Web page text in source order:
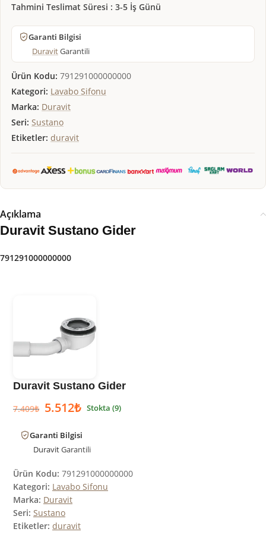
Tahmini Teslimat Süresi : 3-5 İş Günü
Garanti Bilgisi
DuravitGarantili
Ürün Kodu: 791291000000000
Kategori: Lavabo Sifonu
Marka: Duravit
Seri: Sustano
Etiketler: duravit
Açıklama
Duravit Sustano Gider
791291000000000
Duravit Sustano Gider
7.409₺ 5.512₺ Stokta (9)
Garanti Bilgisi
DuravitGarantili
Ürün Kodu: 791291000000000
Kategori: Lavabo Sifonu
Marka: Duravit
Seri: Sustano
Etiketler: duravit